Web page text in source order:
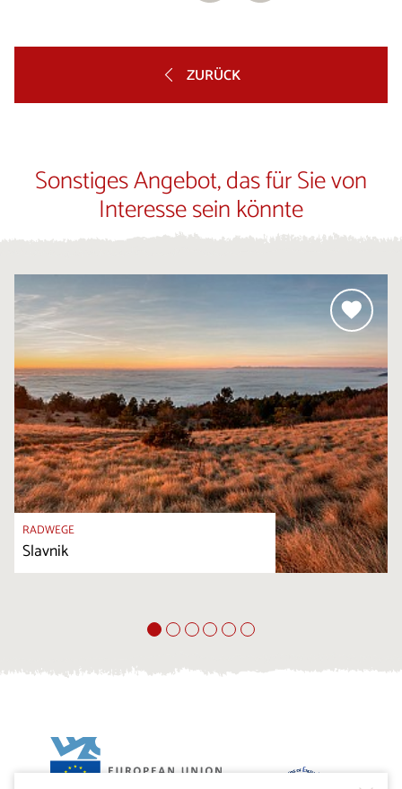
ZURÜCK
Sonstiges Angebot, das für Sie von
Interesse sein könnte
RADWEGE
Slavnik